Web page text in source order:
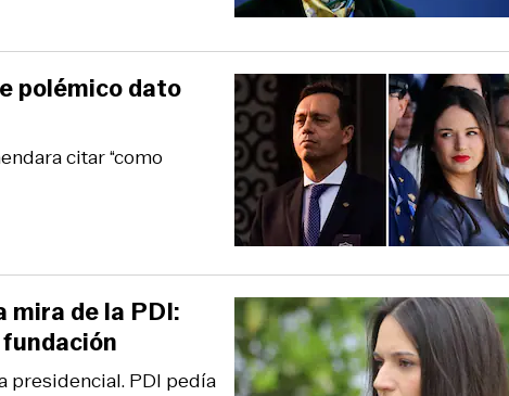
citar “como
polémico dato
presidencial. PDI pedía
mira de la PDI: